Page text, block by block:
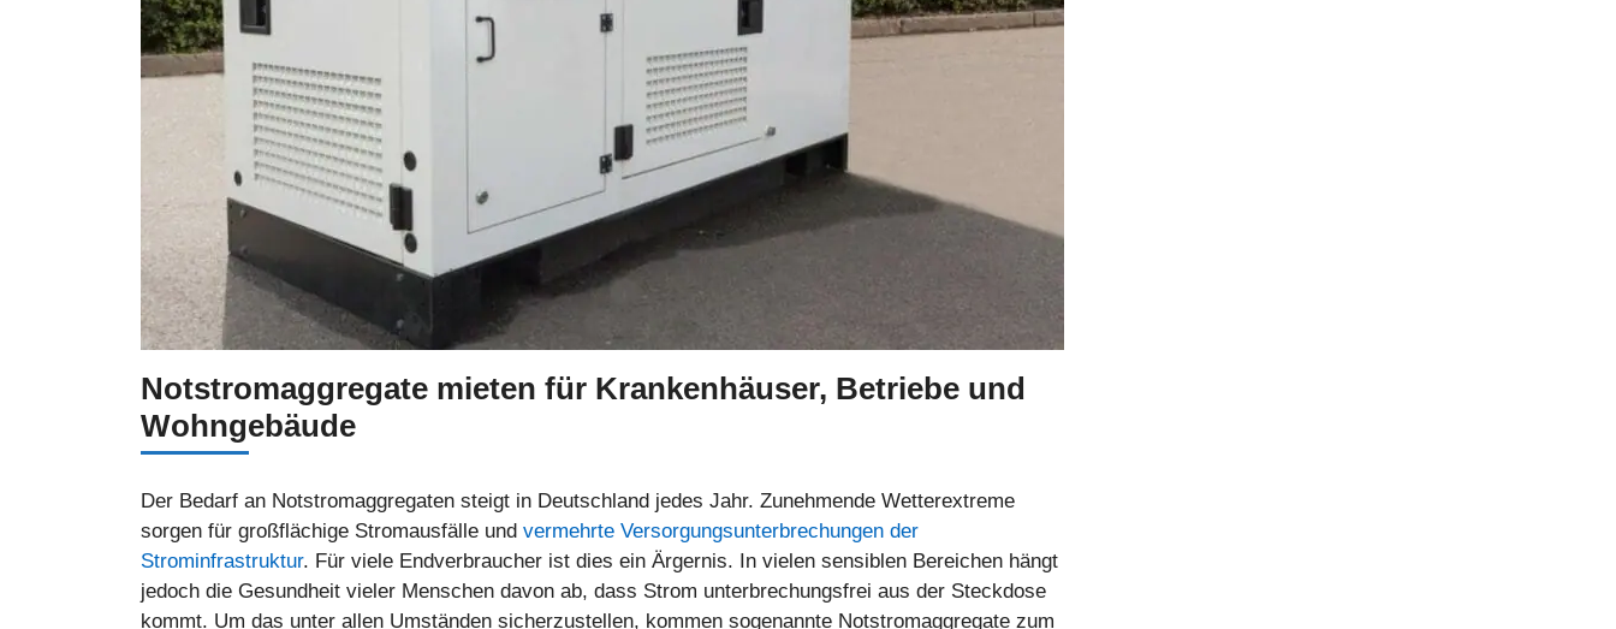
Notstromaggregate mieten für Krankenhäuser, Betriebe und
Wohngebäude
Der Bedarf an Notstromaggregaten steigt in Deutschland jedes Jahr. Zunehmende Wetterextreme
sorgen für großflächige Stromausfälle und vermehrte Versorgungsunterbrechungen der
Strominfrastruktur. Für viele Endverbraucher ist dies ein Ärgernis. In vielen sensiblen Bereichen hängt
jedoch die Gesundheit vieler Menschen davon ab, dass Strom unterbrechungsfrei aus der Steckdose
kommt. Um das unter allen Umständen sicherzustellen, kommen sogenannte Notstromaggregate zum